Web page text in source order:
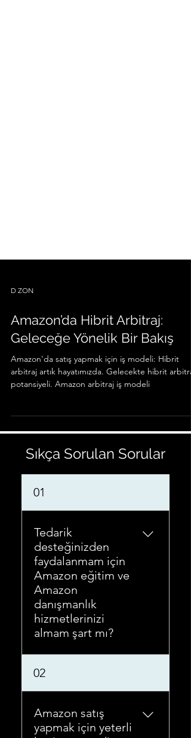
D ZON
Amazon’da Hibrit Arbitraj:
Geleceğe Yönelik Bir Bakış
Amazon'da satış yapmak için iş modeli: Hibrit
Sıkça Sorulan Sorular
Tedarik
desteğinizden
faydalanmam için
Amazon eğitim ve
Amazon
danışmanlık
almam şart mı?
Tedarik desteği
hizmetimizde D-ZONER
avantajları kategorisinde
Amazon'da satış yapmak için